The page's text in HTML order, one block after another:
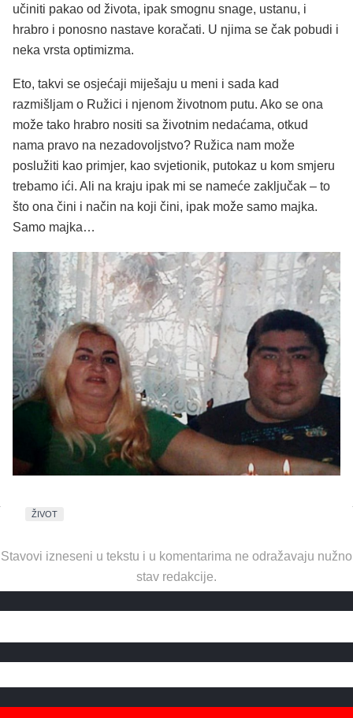
učiniti pakao od života, ipak smognu snage, ustanu, i
hrabro i ponosno nastave koračati. U njima se čak pobudi i
neka vrsta optimizma.
Eto, takvi se osjećaji miješaju u meni i sada kad
razmišljam o Ružici i njenom životnom putu. Ako se ona
može tako hrabro nositi sa životnim nedaćama, otkud
nama pravo na nezadovoljstvo? Ružica nam može
poslužiti kao primjer, kao svjetionik, putokaz u kom smjeru
trebamo ići. Ali na kraju ipak mi se nameće zaključak – to
što ona čini i način na koji čini, ipak može samo majka.
Samo majka…
ŽIVOT
Stavovi izneseni u tekstu i u komentarima ne odražavaju nužno
stav redakcije.